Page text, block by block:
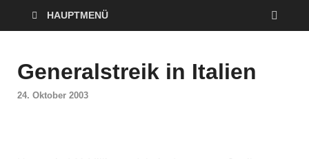
HAUPTMENÜ
Generalstreik in Italien
24. Oktober 2003